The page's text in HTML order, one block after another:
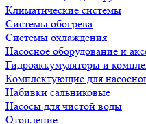
Климатические системы
Системы обогрева
Системы охлаждения
Насосное оборудование и
Гидроаккумуляторы и
Комплектующие для
Набивки сальниковые
Насосы для чистой воды
Отопление